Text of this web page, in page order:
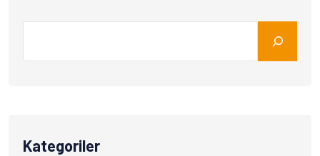
Kategoriler